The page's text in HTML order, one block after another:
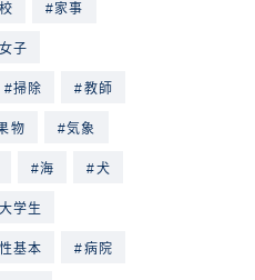
家事
子
掃除 教師
物 気象
海 犬
学生
基本 病院